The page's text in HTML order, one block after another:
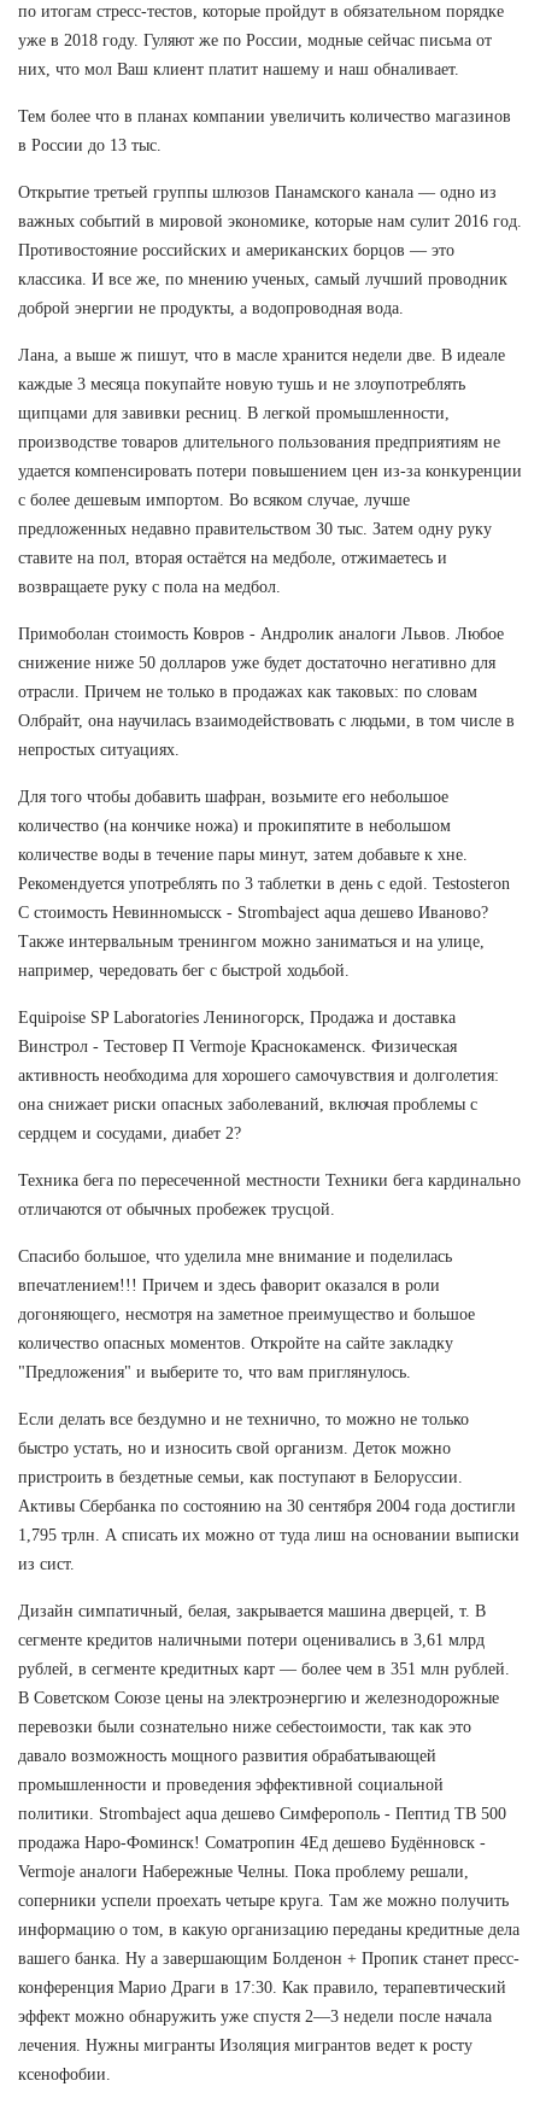
по итогам стресс-тестов, которые пройдут в обязательном порядке
уже в 2018 году. Гуляют же по России, модные сейчас письма от
них, что мол Ваш клиент платит нашему и наш обналивает.
Тем более что в планах компании увеличить количество магазинов
в России до 13 тыс.
Открытие третьей группы шлюзов Панамского канала — одно из
важных событий в мировой экономике, которые нам сулит 2016 год.
Противостояние российских и американских борцов — это
классика. И все же, по мнению ученых, самый лучший проводник
доброй энергии не продукты, а водопроводная вода.
Лана, а выше ж пишут, что в масле хранится недели две. В идеале
каждые 3 месяца покупайте новую тушь и не злоупотреблять
щипцами для завивки ресниц. В легкой промышленности,
производстве товаров длительного пользования предприятиям не
удается компенсировать потери повышением цен из-за конкуренции
с более дешевым импортом. Во всяком случае, лучше
предложенных недавно правительством 30 тыс. Затем одну руку
ставите на пол, вторая остаётся на медболе, отжимаетесь и
возвращаете руку с пола на медбол.
Примоболан стоимость Ковров - Андролик аналоги Львов. Любое
снижение ниже 50 долларов уже будет достаточно негативно для
отрасли. Причем не только в продажах как таковых: по словам
Олбрайт, она научилась взаимодействовать с людьми, в том числе в
непростых ситуациях.
Для того чтобы добавить шафран, возьмите его небольшое
количество (на кончике ножа) и прокипятите в небольшом
количестве воды в течение пары минут, затем добавьте к хне.
Рекомендуется употреблять по 3 таблетки в день с едой. Testosteron
C стоимость Невинномысск - Strombaject aqua дешево Иваново?
Также интервальным тренингом можно заниматься и на улице,
например, чередовать бег с быстрой ходьбой.
Equipoise SP Laboratories Лениногорск, Продажа и доставка
Винстрол - Тестовер П Vermoje Краснокаменск. Физическая
активность необходима для хорошего самочувствия и долголетия:
она снижает риски опасных заболеваний, включая проблемы с
сердцем и сосудами, диабет 2?
Техника бега по пересеченной местности Техники бега кардинально
отличаются от обычных пробежек трусцой.
Спасибо большое, что уделила мне внимание и поделилась
впечатлением!!! Причем и здесь фаворит оказался в роли
догоняющего, несмотря на заметное преимущество и большое
количество опасных моментов. Откройте на сайте закладку
"Предложения" и выберите то, что вам приглянулось.
Если делать все бездумно и не технично, то можно не только
быстро устать, но и износить свой организм. Деток можно
пристроить в бездетные семьи, как поступают в Белоруссии.
Активы Сбербанка по состоянию на 30 сентября 2004 года достигли
1,795 трлн. А списать их можно от туда лиш на основании выписки
из сист.
Дизайн симпатичный, белая, закрывается машина дверцей, т. В
сегменте кредитов наличными потери оценивались в 3,61 млрд
рублей, в сегменте кредитных карт — более чем в 351 млн рублей.
В Советском Союзе цены на электроэнергию и железнодорожные
перевозки были сознательно ниже себестоимости, так как это
давало возможность мощного развития обрабатывающей
промышленности и проведения эффективной социальной
политики. Strombaject aqua дешево Симферополь - Пептид TB 500
продажа Наро-Фоминск! Cоматропин 4Ед дешево Будённовск -
Vermoje аналоги Набережные Челны. Пока проблему решали,
соперники успели проехать четыре круга. Там же можно получить
информацию о том, в какую организацию переданы кредитные дела
вашего банка. Ну а завершающим Болденон + Пропик станет пресс-
конференция Марио Драги в 17:30. Как правило, терапевтический
эффект можно обнаружить уже спустя 2—3 недели после начала
лечения. Нужны мигранты Изоляция мигрантов ведет к росту
ксенофобии.